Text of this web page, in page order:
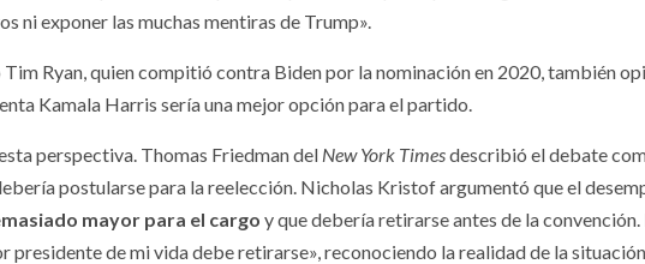
ni exponer las muchas mentiras de Trump».
Ryan, quien compitió contra Biden por la nominación en 2020, también
Kamala Harris sería una mejor opción para el partido.
perspectiva. Thomas Friedman del New York Timesdescribió el debate
postularse para la reelección. Nicholas Kristof argumentó que el
mayor para el cargo y que debería retirarse antes de la convención.
presidente de mi vida debe retirarse», reconociendo la realidad de la situación.